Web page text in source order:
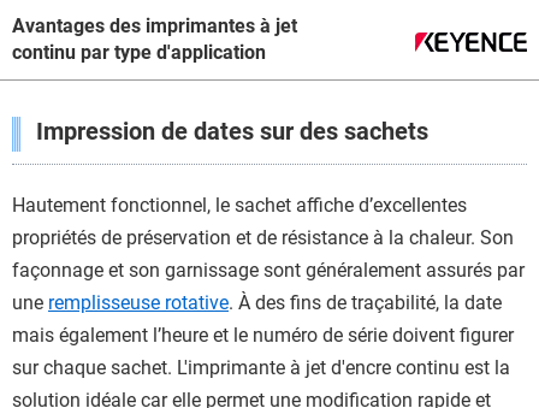
Avantages des imprimantes à jet
continu par type d'application
Impression de dates sur des sachets
Hautement fonctionnel, le sachet affiche d’excellentes
propriétés de préservation et de résistance à la chaleur. Son
façonnage et son garnissage sont généralement assurés par
une remplisseuse rotative. À des fins de traçabilité, la date
mais également l’heure et le numéro de série doivent figurer
sur chaque sachet. L'imprimante à jet d'encre continu est la
solution idéale car elle permet une modification rapide et